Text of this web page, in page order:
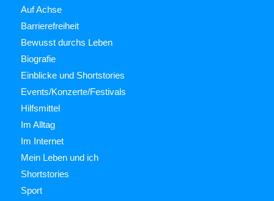
Auf Achse
Barrierefreiheit
Bewusst durchs Leben
Biografie
Einblicke und Shortstories
Events/Konzerte/Festivals
Hilfsmittel
Im Alltag
Im Internet
Mein Leben und ich
Shortstories
Sport